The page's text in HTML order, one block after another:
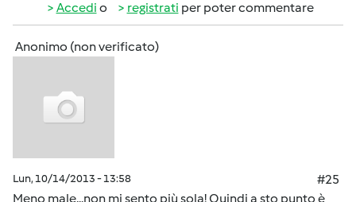
Accedi o registrati per poter commentare
Anonimo (non verificato)
Lun, 10/14/2013 - 13:58
#25
Meno male...non mi sento più sola! Quindi a sto punto è